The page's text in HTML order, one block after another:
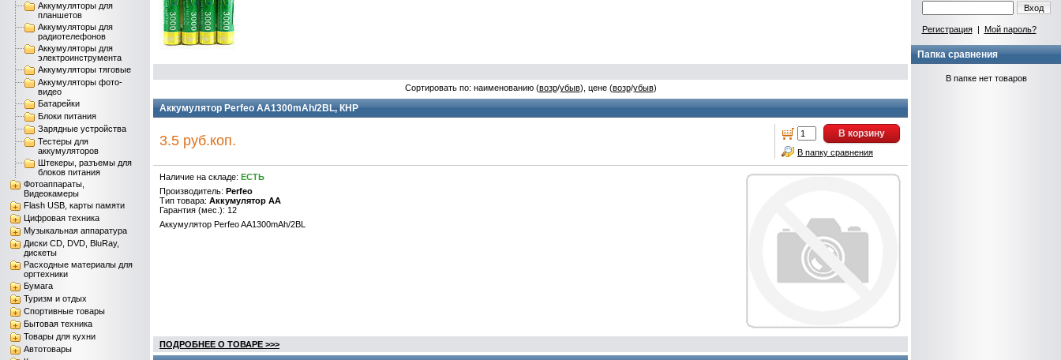
Аккумуляторы для
планшетов
Аккумуляторы для
радиотелефонов
Аккумуляторы для
электроинструмента
Аккумуляторы тяговые
Аккумуляторы фото-
видео
Батарейки
Блоки питания
Зарядные устройства
Тестеры для
аккумуляторов
Штекеры, разъемы для
блоков питания
Фотоаппараты,
Видеокамеры
Flash USB, карты памяти
Цифровая техника
Музыкальная аппаратура
Диски CD, DVD, BluRay,
дискеты
Расходные материалы для
оргтехники
Бумага
Туризм и отдых
Спортивные товары
Бытовая техника
Товары для кухни
Автотовары
Сортировать по: наименованию (возр/убыв), цене (возр/убыв)
Аккумулятор Perfeo AA1300mAh/2BL, КНР
3.5 руб.коп. В корзину
В папку сравнения
Наличие на складе: ЕСТЬ
Производитель: Perfeo
Тип товара: Аккумулятор AA
Гарантия (мес.): 12
Аккумулятор Perfeo AA1300mAh/2BL
ПОДРОБНЕЕ О ТОВАРЕ >>>
Вход
Регистрация| Мой пароль?
Папка сравнения
В папке нет товаров